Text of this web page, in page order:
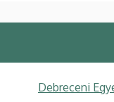
Debreceni